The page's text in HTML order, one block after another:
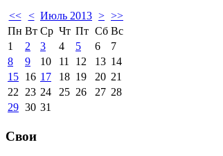
<< < Июль 2013 > >>
Пн Вт Ср Чт Пт Сб Вс
1
2 3 4 5 6
7
8
9 10 11 12 13 14
15 16 17 18 19 20 21
22
23 24 25 26 27 28
29 30 31
Свои